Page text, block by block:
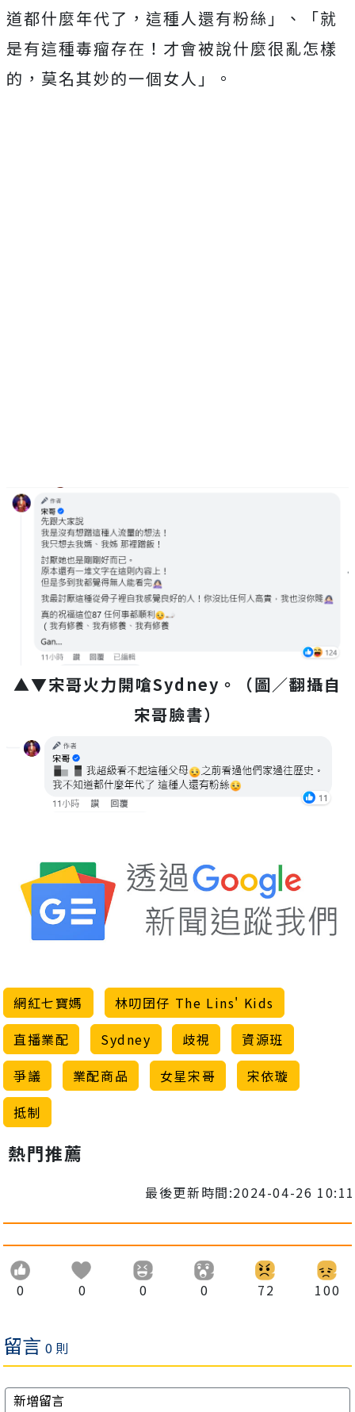
道都什麼年代了，這種人還有粉絲」、「就
是有這種毒瘤存在！才會被說什麼很亂怎樣
的，莫名其妙的一個女人」。
▲▼宋哥火力開嗆Sydney。（圖／翻攝自
宋哥臉書）
網紅七寶媽
林叨囝仔 The Lins' Kids
直播業配
Sydney 歧視
資源班
爭議
業配商品 女星宋哥
宋依璇
抵制
熱門推薦
最後更新時間:2024-04-26 10:11
0 0 0 0 72 100